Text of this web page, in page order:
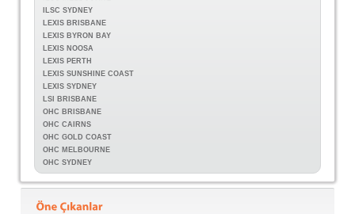
ILSC SYDNEY
LEXIS BRISBANE
LEXIS BYRON BAY
LEXIS NOOSA
LEXIS PERTH
LEXIS SUNSHINE COAST
LEXIS SYDNEY
LSI BRISBANE
OHC BRISBANE
OHC CAIRNS
OHC GOLD COAST
OHC MELBOURNE
OHC SYDNEY